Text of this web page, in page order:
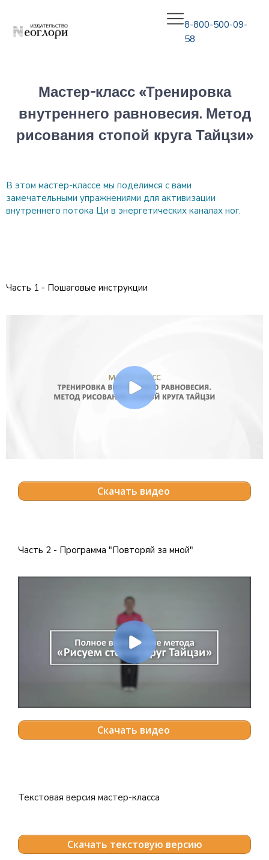
8-800-500-09-
58
Мастер-класс «Тренировка
внутреннего равновесия. Метод
рисования стопой круга Тайцзи»
В этом мастер-классе мы поделимся с вами
замечательными упражнениями для активизации
внутреннего потока Ци в энергетических каналах ног.
Часть 1 - Пошаговые инструкции
Скачать видео
Часть 2 - Программа "Повторяй за мной"
Скачать видео
Текстовая версия мастер-класса
Скачать текстовую версию